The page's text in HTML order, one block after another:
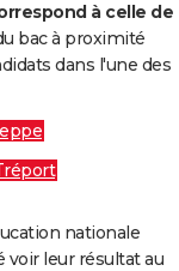
à celle de
bac à proximité
dans l'une des
nationale
voir leur résultat au